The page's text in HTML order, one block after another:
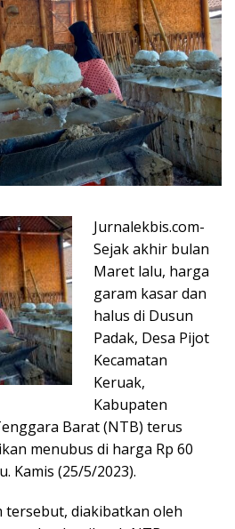
Jurnalekbis.com-
Sejak akhir bulan
Maret lalu, harga
garam kasar dan
halus di Dusun
Padak, Desa Pijot
Kecamatan
Keruak,
Kabupaten
Barat (NTB) terus
menubus di harga Rp 60
Kamis (25/5/2023).
tersebut, diakibatkan oleh